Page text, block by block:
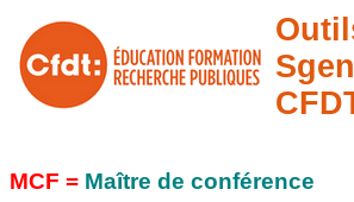
MCF = Maître de conférence